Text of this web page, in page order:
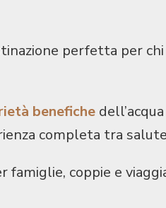
perfetta per
benefiche
completa tra
famiglie, coppie e